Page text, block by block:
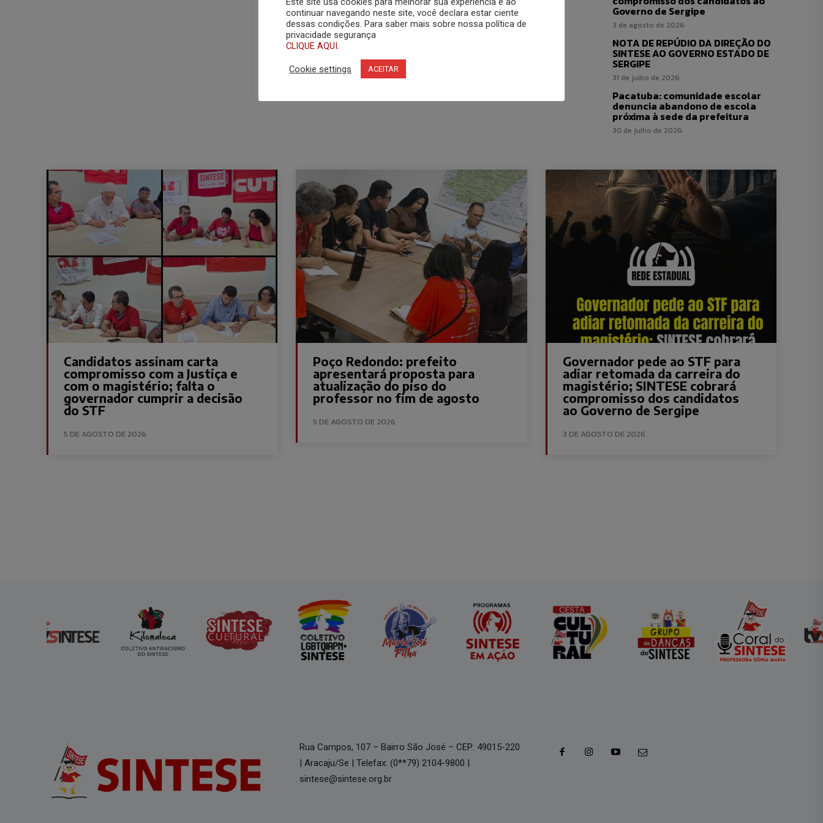
Governo de Sergipe
3 de agosto de 2026
NOTA DE REPÚDIO DA DIREÇÃO DO
SINTESE AO GOVERNO ESTADO DE
SERGIPE
31 de julho de 2026
Pacatuba: comunidade escolar
denuncia abandono de escola
próxima à sede da prefeitura
30 de julho de 2026
Candidatos assinam carta
compromisso com a Justiça e
com o magistério; falta o
governador cumprir a decisão
do STF
5 DE AGOSTO DE 2026
Poço Redondo: prefeito
apresentará proposta para
atualização do piso do
professor no fim de agosto
5 DE AGOSTO DE 2026
Governador pede ao STF para
adiar retomada da carreira do
magistério; SINTESE cobrará
compromisso dos candidatos
ao Governo de Sergipe
3 DE AGOSTO DE 2026
Rua Campos, 107 – Bairro São José – CEP: 49015-220
| Aracaju/Se | Telefax: (0**79) 2104-9800 |
sintese@sintese.org.br
continuar navegando neste site, você declara estar ciente
dessas condições. Para saber mais sobre nossa política de
privacidade segurança
CLIQUE AQUI.
Cookie settings ACEITAR